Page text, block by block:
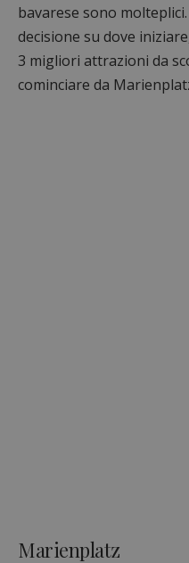
bavarese sono
decisione su dove
3 migliori attrazioni da
cominciare da
Marienplatz